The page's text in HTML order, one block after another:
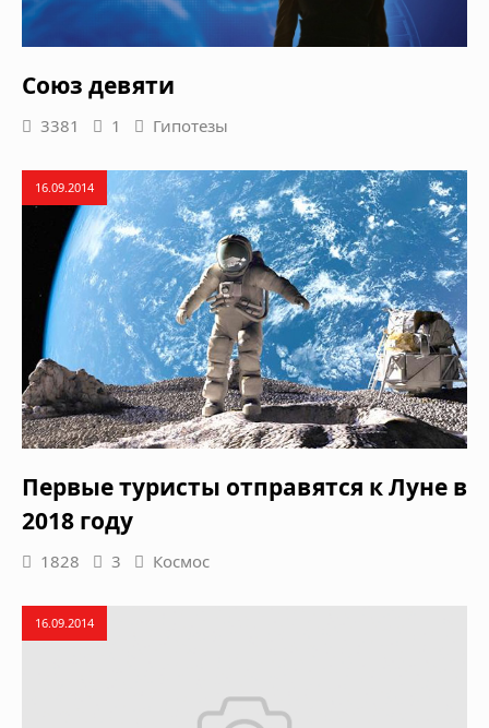
Союз девяти
3381 1 Гипотезы
16.09.2014
Первые туристы отправятся к Луне в
2018 году
1828 3 Космос
16.09.2014